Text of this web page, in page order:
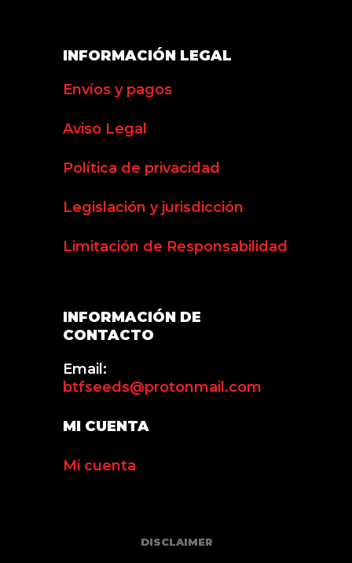
INFORMACIÓN LEGAL
Envíos y pagos
Aviso Legal
Política de privacidad
Legislación y jurisdicción
Limitación de Responsabilidad
INFORMACIÓN DE
CONTACTO
Email:
btfseeds@protonmail.com
MI CUENTA
Mi cuenta
DISCLAIMER